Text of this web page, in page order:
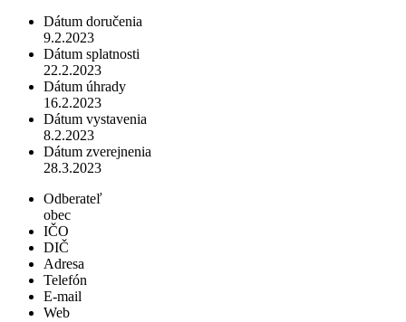
Dátum doručenia
9.2.2023
Dátum splatnosti
22.2.2023
Dátum úhrady
16.2.2023
Dátum vystavenia
8.2.2023
Dátum zverejnenia
28.3.2023
Odberateľ
obec
IČO
DIČ
Adresa
Telefón
E-mail
Web